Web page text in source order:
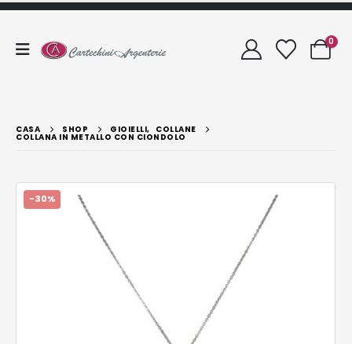
0
CASA SHOP GIOIELLI, COLLANE
COLLANA IN METALLO CON CIONDOLO
-30%